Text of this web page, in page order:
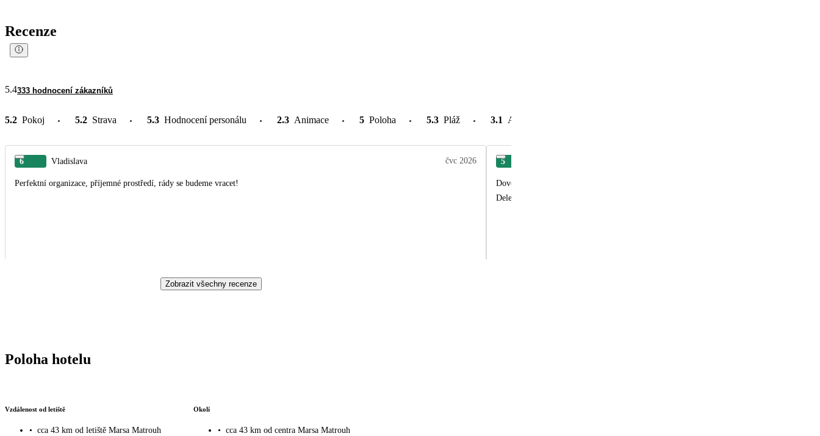
Recenze
5.4333 hodnocení zákazníků
5.2 Pokoj 5.2 Strava 5.3 Hodnocení personálu 2.3 Animace 5 Poloha 5.3 Pláž 3.1 Atrakce v okolí
6 Vladislava čvc 2026
Perfektní organizace, příjemné prostředí, rády se budeme vracet!
5
Dovolenka úplne úžasná,všetko bolo super jedine mínus bola komunikácia s delegátom.
Delegát vôbec nereagoval na správy a tiež slabé info o odchode z hotela na letisko.
Zobrazit všechny recenze
Poloha hotelu
Vzdálenost od letiště
• cca 43 km od letiště Marsa Matrouh
Okolí
• cca 43 km od centra Marsa Matrouh